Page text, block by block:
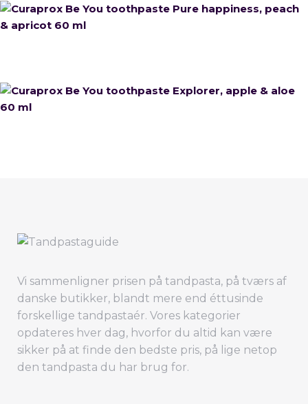
Vi sammenligner prisen på tandpasta, på tværs af
danske butikker, blandt mere end éttusinde
forskellige tandpastaér. Vores kategorier
opdateres hver dag, hvorfor du altid kan være
sikker på at finde den bedste pris, på lige netop
den tandpasta du har brug for.